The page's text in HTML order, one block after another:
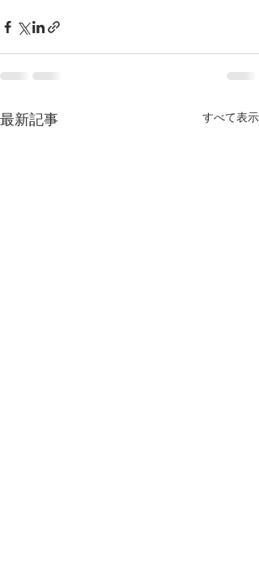
最新記事 すべて表示